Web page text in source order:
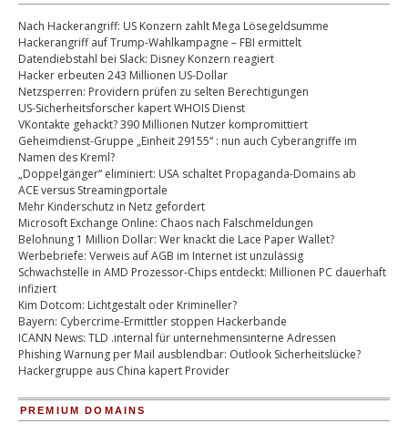
Nach Hackerangriff: US Konzern zahlt Mega Lösegeldsumme
Hackerangriff auf Trump-Wahlkampagne – FBI ermittelt
Datendiebstahl bei Slack: Disney Konzern reagiert
Hacker erbeuten 243 Millionen US-Dollar
Netzsperren: Providern prüfen zu selten Berechtigungen
US-Sicherheitsforscher kapert WHOIS Dienst
VKontakte gehackt? 390 Millionen Nutzer kompromittiert
Geheimdienst-Gruppe „Einheit 29155“ : nun auch Cyberangriffe im
Namen des Kreml?
„Doppelgänger“ eliminiert: USA schaltet Propaganda-Domains ab
ACE versus Streamingportale
Mehr Kinderschutz in Netz gefordert
Microsoft Exchange Online: Chaos nach Falschmeldungen
Belohnung 1 Million Dollar: Wer knackt die Lace Paper Wallet?
Werbebriefe: Verweis auf AGB im Internet ist unzulässig
Schwachstelle in AMD Prozessor-Chips entdeckt: Millionen PC dauerhaft
infiziert
Kim Dotcom: Lichtgestalt oder Krimineller?
Bayern: Cybercrime-Ermittler stoppen Hackerbande
ICANN News: TLD .internal für unternehmensinterne Adressen
Phishing Warnung per Mail ausblendbar: Outlook Sicherheitslücke?
Hackergruppe aus China kapert Provider
PREMIUM DOMAINS